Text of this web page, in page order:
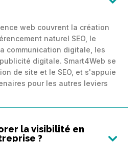
web couvrent la création
naturel SEO, le
communication digitale, les
digitale. Smart4Web se
de site et le SEO, et s'appuie
pour les autres leviers
la visibilité en
?
